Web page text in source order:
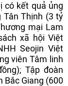
có kết quả ủng
Tân Thịnh (3 tỷ
mại Lam
xã hội Việt
Seojin Việt
viên Tâm linh
Tập đoàn
Bắc Giang (600